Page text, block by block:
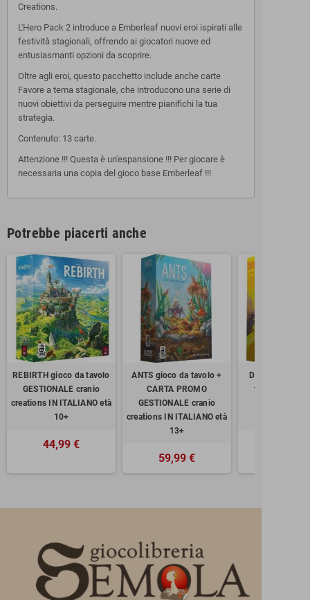
Creations.
L'Hero Pack 2 introduce a Emberleaf nuovi eroi ispirati alle
festività stagionali, offrendo ai giocatori nuove ed
entusiasmanti opzioni da scoprire.
Oltre agli eroi, questo pacchetto include anche carte
Favore a tema stagionale, che introducono una serie di
nuovi obiettivi da perseguire mentre pianifichi la tua
strategia.
Contenuto: 13 carte.
Attenzione !!! Questa è un'espansione !!! Per giocare è
necessaria una copia del gioco base Emberleaf !!!
Potrebbe piacerti anche
REBIRTH gioco da tavolo
GESTIONALE cranio
creations IN ITALIANO età
10+
44,99 €
ANTS gioco da tavolo +
CARTA PROMO
GESTIONALE cranio
creations IN ITALIANO età
13+
59,99 €
DIRT & DUST
tavolo